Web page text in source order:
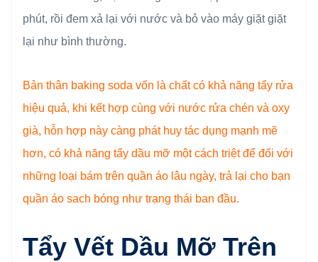
phút, rồi đem xả lại với nước và bỏ vào máy giặt giặt
lại như bình thường.
Bản thân baking soda vốn là chất có khả năng tẩy rửa
hiệu quả, khi kết hợp cùng với nước rửa chén và oxy
già, hỗn hợp này càng phát huy tác dụng mạnh mẽ
hơn, có khả năng tẩy dầu mỡ một cách triệt để đối với
những loại bám trên quần áo lâu ngày, trả lại cho bạn
quần áo sach bóng như trạng thái ban đầu.
Tẩy Vết Dầu Mỡ Trên